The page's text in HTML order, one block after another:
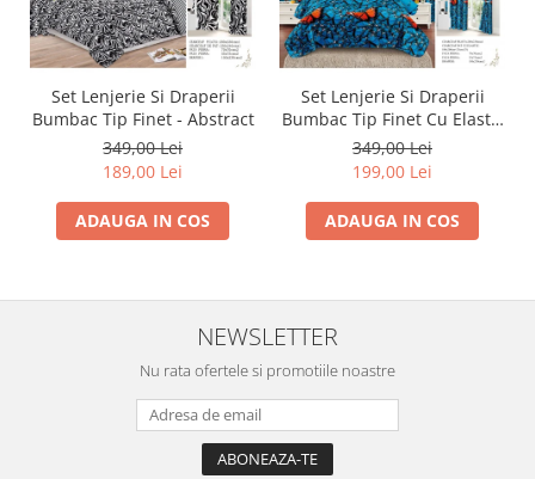
Set Lenjerie Si Draperii
Bumbac Tip Finet - Abstract
349,00 Lei
189,00 Lei
ADAUGA IN COS
Set Lenjerie Si Draperii
Bumbac Tip Finet Cu Elastic
- Dansul Fluturilor
349,00 Lei
199,00 Lei
ADAUGA IN COS
NEWSLETTER
Nu rata ofertele si promotiile noastre